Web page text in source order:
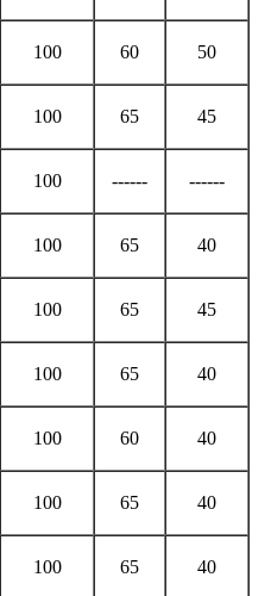
100 60 50
100 65 45
100 ------ ------
100 65 40
100 65 45
100 65 40
100 60 40
100 65 40
100 65 40